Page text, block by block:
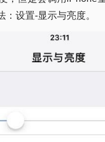
：设置-显示与亮度。